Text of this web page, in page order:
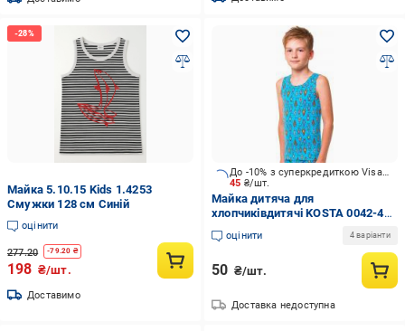
Майка 5.10.15 Kids 1.4253
Смужки 128 см Синій
оцінити
277.20 -79.20 ₴
198 ₴/шт.
Доставимо
45 ₴/шт.
До -10% з суперкредиткою Visa Вигода
Майка дитяча для
хлопчиківдитячі KOSTA 0042-4
р.110 синій
оцінити 4 варіанти
50 ₴/шт.
Доставка недоступна